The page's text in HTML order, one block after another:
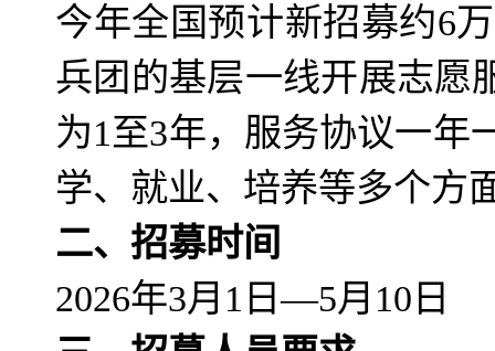
今年全国预计新招募约6
兵团的基层一线开展志愿
为1至3年，服务协议一年
学、就业、培养等多个方
二、招募时间
2026年3月1日—5月10日